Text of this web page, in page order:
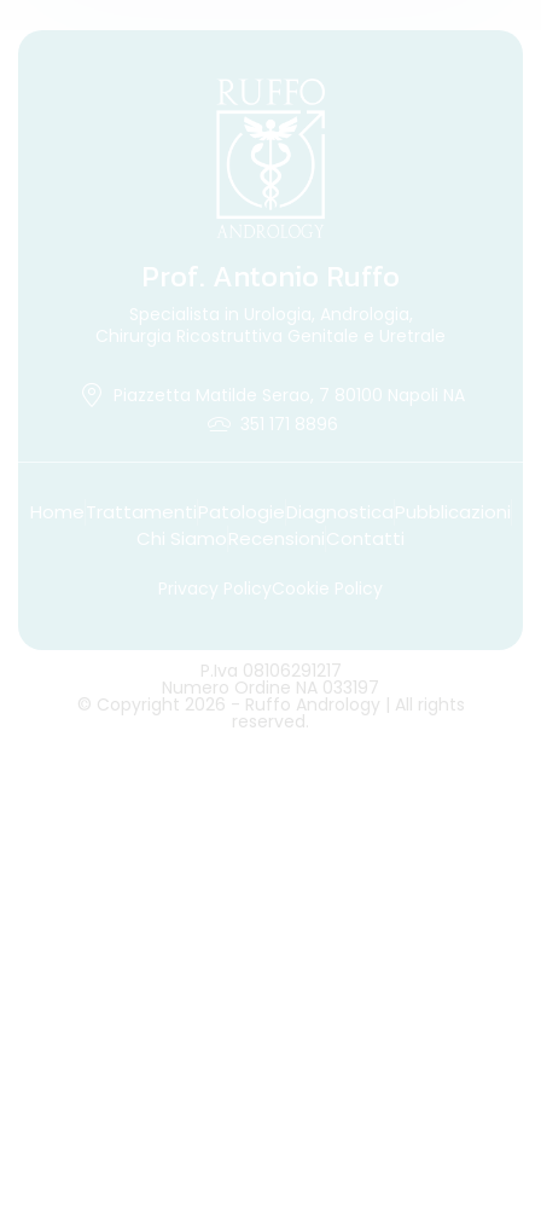
Prof. Antonio Ruffo
Specialista in Urologia, Andrologia,
Chirurgia Ricostruttiva Genitale e Uretrale
Piazzetta Matilde Serao, 7 80100 Napoli NA
351 171 8896
HomeTrattamentiPatologieDiagnosticaPubblicazioni
Chi SiamoRecensioniContatti
Privacy PolicyCookie Policy
P.Iva 08106291217
Numero Ordine NA 033197
© Copyright 2026 - Ruffo Andrology | All rights
reserved.